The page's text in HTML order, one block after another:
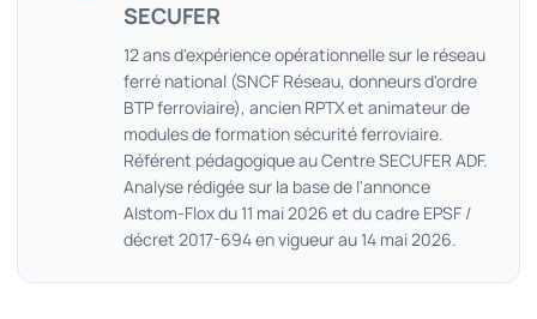
SECUFER
12 ans d'expérience opérationnelle sur le réseau
ferré national (SNCF Réseau, donneurs d'ordre
BTP ferroviaire), ancien RPTX et animateur de
modules de formation sécurité ferroviaire.
Référent pédagogique au Centre SECUFER ADF.
Analyse rédigée sur la base de l'annonce
Alstom-Flox du 11 mai 2026 et du cadre EPSF /
décret 2017-694 en vigueur au 14 mai 2026.